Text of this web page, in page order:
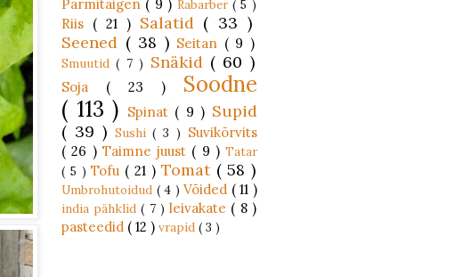
Pärmitaigen ( 9 ) Rabarber ( 5 )
Riis ( 21 ) Salatid ( 33 )
Seened ( 38 ) Seitan ( 9 )
Smuutid( 7 ) Snäkid ( 60 )
Soja ( 23 ) Soodne
( 113 ) Spinat ( 9 ) Supid
( 39 ) Sushi( 3 ) Suvikõrvits
( 26 ) Taimne juust ( 9 ) Tatar
( 5 )Tofu ( 21 ) Tomat ( 58 )
Umbrohutoidud ( 4 ) Võided ( 11 )
india pähklid( 7 )leivakate ( 8 )
pasteedid ( 12 ) vrapid ( 3 )